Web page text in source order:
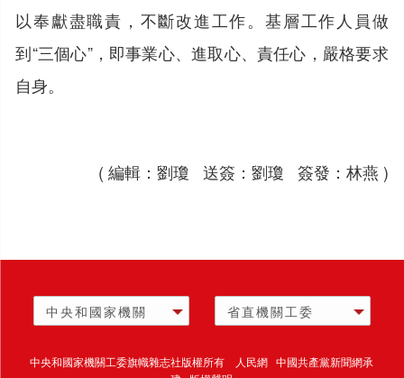
以奉獻盡職責，不斷改進工作。基層工作人員做
到“三個心”，即事業心、進取心、責任心，嚴格要求
自身。
( 編輯：劉瓊 送簽：劉瓊 簽發：林燕 )
中央和國家機關 省直機關工委
中央和國家機關工委旗幟雜志社版權所有 人民網 中國共產黨新聞網承